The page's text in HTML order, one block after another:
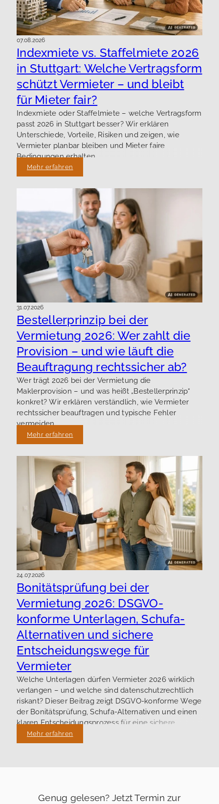
07.08.2026
Indexmiete vs. Staffelmiete 2026
in Stuttgart: Welche Vertragsform
schützt Vermieter – und bleibt
für Mieter fair?
Indexmiete oder Staffelmiete – welche Vertragsform
passt 2026 in Stuttgart besser? Wir erklären
Unterschiede, Vorteile, Risiken und zeigen, wie
Vermieter planbar bleiben und Mieter faire
Bedingungen erhalten.
Mehr erfahren
31.07.2026
Bestellerprinzip bei der
Vermietung 2026: Wer zahlt die
Provision – und wie läuft die
Beauftragung rechtssicher ab?
Wer trägt 2026 bei der Vermietung die
Maklerprovision – und was heißt „Bestellerprinzip“
konkret? Wir erklären verständlich, wie Vermieter
rechtssicher beauftragen und typische Fehler
vermeiden.
Mehr erfahren
24.07.2026
Bonitätsprüfung bei der
Vermietung 2026: DSGVO-
konforme Unterlagen, Schufa-
Alternativen und sichere
Entscheidungswege für
Vermieter
Welche Unterlagen dürfen Vermieter 2026 wirklich
verlangen – und welche sind datenschutzrechtlich
riskant? Dieser Beitrag zeigt DSGVO-konforme Wege
der Bonitätsprüfung, Schufa-Alternativen und einen
klaren Entscheidungsprozess für eine sichere
Vermietung.
Mehr erfahren
Genug gelesen? Jetzt Termin zur